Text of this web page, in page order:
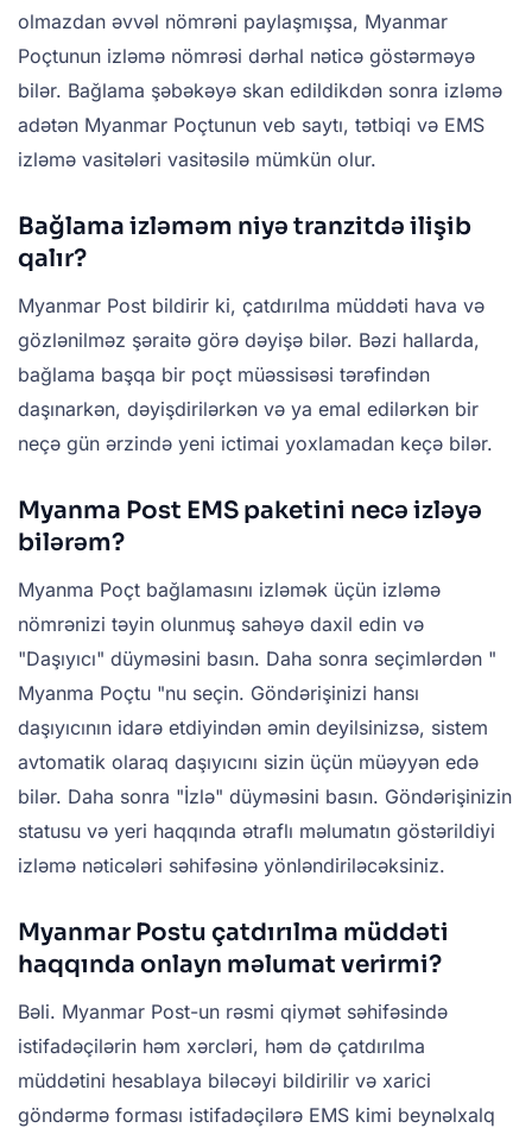
olmazdan əvvəl nömrəni paylaşmışsa, Myanmar
Poçtunun izləmə nömrəsi dərhal nəticə göstərməyə
bilər. Bağlama şəbəkəyə skan edildikdən sonra izləmə
adətən Myanmar Poçtunun veb saytı, tətbiqi və EMS
izləmə vasitələri vasitəsilə mümkün olur.
Bağlama izləməm niyə tranzitdə ilişib
qalır?
Myanmar Post bildirir ki, çatdırılma müddəti hava və
gözlənilməz şəraitə görə dəyişə bilər. Bəzi hallarda,
bağlama başqa bir poçt müəssisəsi tərəfindən
daşınarkən, dəyişdirilərkən və ya emal edilərkən bir
neçə gün ərzində yeni ictimai yoxlamadan keçə bilər.
Myanma Post EMS paketini necə izləyə
bilərəm?
Myanma Poçt bağlamasını izləmək üçün izləmə
nömrənizi təyin olunmuş sahəyə daxil edin və
"Daşıyıcı" düyməsini basın. Daha sonra seçimlərdən "
Myanma Poçtu "nu seçin. Göndərişinizi hansı
daşıyıcının idarə etdiyindən əmin deyilsinizsə, sistem
avtomatik olaraq daşıyıcını sizin üçün müəyyən edə
bilər. Daha sonra "İzlə" düyməsini basın. Göndərişinizin
statusu və yeri haqqında ətraflı məlumatın göstərildiyi
izləmə nəticələri səhifəsinə yönləndiriləcəksiniz.
Myanmar Postu çatdırılma müddəti
haqqında onlayn məlumat verirmi?
Bəli. Myanmar Post-un rəsmi qiymət səhifəsində
istifadəçilərin həm xərcləri, həm də çatdırılma
müddətini hesablaya biləcəyi bildirilir və xarici
göndərmə forması istifadəçilərə EMS kimi beynəlxalq